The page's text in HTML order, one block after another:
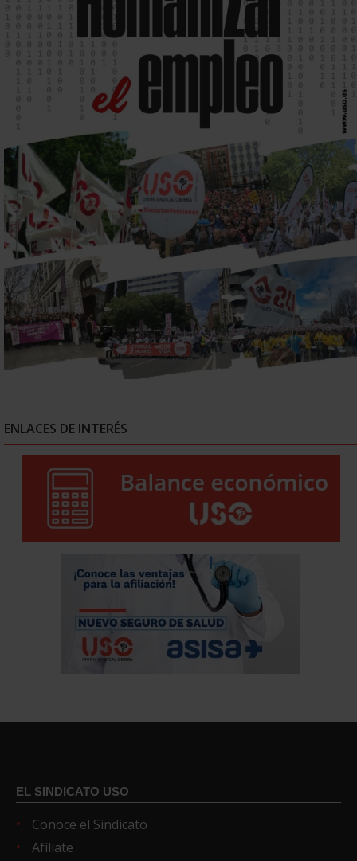
ENLACES DE INTERÉS
EL SINDICATO USO
Conoce el Sindicato
Afíliate